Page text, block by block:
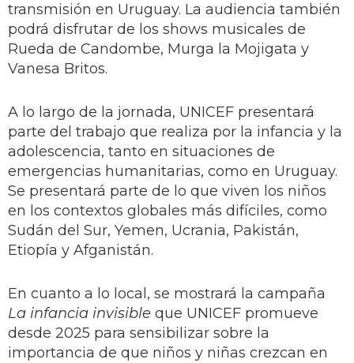
transmisión en Uruguay. La audiencia también
podrá disfrutar de los shows musicales de
Rueda de Candombe, Murga la Mojigata y
Vanesa Britos.
A lo largo de la jornada, UNICEF presentará
parte del trabajo que realiza por la infancia y la
adolescencia, tanto en situaciones de
emergencias humanitarias, como en Uruguay.
Se presentará parte de lo que viven los niños
en los contextos globales más difíciles, como
Sudán del Sur, Yemen, Ucrania, Pakistán,
Etiopía y Afganistán.
En cuanto a lo local, se mostrará la campaña
La infancia invisible que UNICEF promueve
desde 2025 para sensibilizar sobre la
importancia de que niños y niñas crezcan en